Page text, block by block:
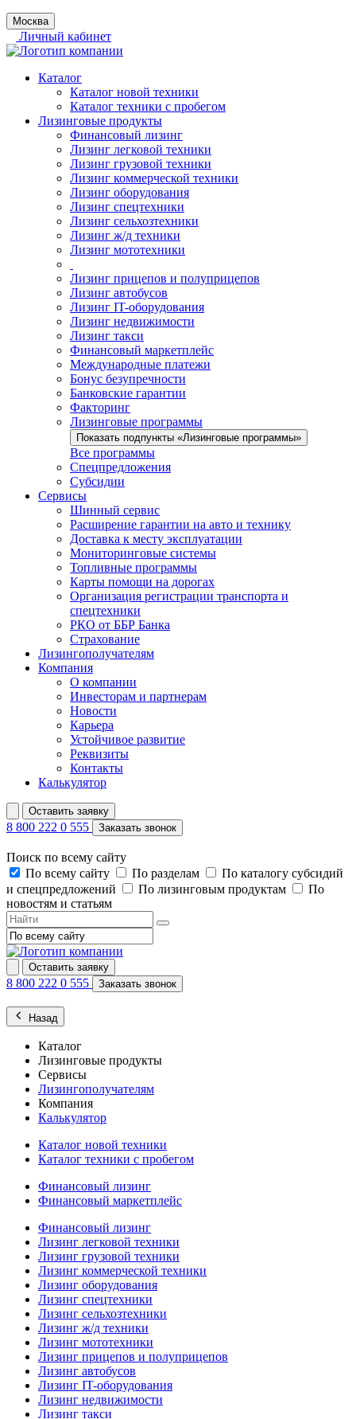
Москва
Личный кабинет
Каталог
Каталог новой техники
Каталог техники с пробегом
Лизинговые продукты
Финансовый лизинг
Лизинг легковой техники
Лизинг грузовой техники
Лизинг коммерческой техники
Лизинг оборудования
Лизинг спецтехники
Лизинг сельхозтехники
Лизинг ж/д техники
Лизинг мототехники
Лизинг прицепов и полуприцепов
Лизинг автобусов
Лизинг IT-оборудования
Лизинг недвижимости
Лизинг такси
Финансовый маркетплейс
Международные платежи
Бонус безупречности
Банковские гарантии
Факторинг
Лизинговые программы
Показать подпункты «Лизинговые программы»
Все программы
Спецпредложения
Субсидии
Сервисы
Шинный сервис
Расширение гарантии на авто и технику
Доставка к месту эксплуатации
Мониторинговые системы
Топливные программы
Карты помощи на дорогах
Организация регистрации транспорта и
спецтехники
РКО от ББР Банка
Страхование
Лизингополучателям
Компания
О компании
Инвесторам и партнерам
Новости
Карьера
Устойчивое развитие
Реквизиты
Контакты
Калькулятор
Оставить заявку
8 800 222 0 555 Заказать звонок
Поиск по всему сайту
По всему сайту
По разделам
По каталогу субсидий
и спецпредложений
По лизинговым продуктам
По
новостям и статьям
Оставить заявку
8 800 222 0 555 Заказать звонок
Назад
Каталог
Лизинговые продукты
Сервисы
Лизингополучателям
Компания
Калькулятор
Каталог новой техники
Каталог техники с пробегом
Финансовый лизинг
Финансовый маркетплейс
Финансовый лизинг
Лизинг легковой техники
Лизинг грузовой техники
Лизинг коммерческой техники
Лизинг оборудования
Лизинг спецтехники
Лизинг сельхозтехники
Лизинг ж/д техники
Лизинг мототехники
Лизинг прицепов и полуприцепов
Лизинг автобусов
Лизинг IT-оборудования
Лизинг недвижимости
Лизинг такси